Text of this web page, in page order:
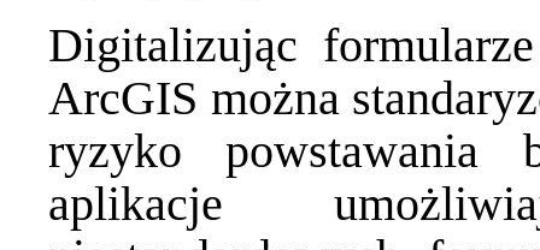
Digitalizując
ArcGIS można
ryzyko powstawania
aplikacje